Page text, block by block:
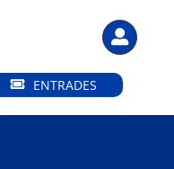
ENTRADES